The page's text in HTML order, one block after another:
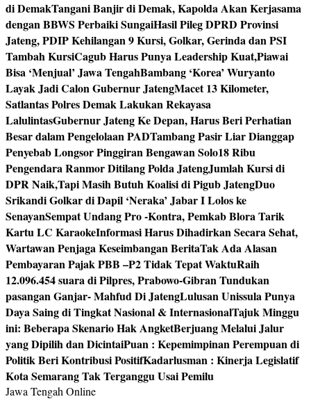
di DemakTangani Banjir di Demak, Kapolda Akan Kerjasama
dengan BBWS Perbaiki SungaiHasil Pileg DPRD Provinsi
Jateng, PDIP Kehilangan 9 Kursi, Golkar, Gerinda dan PSI
Tambah KursiCagub Harus Punya Leadership Kuat,Piawai
Bisa ‘Menjual’ Jawa TengahBambang ‘Korea’ Wuryanto
Layak Jadi Calon Gubernur JatengMacet 13 Kilometer,
Satlantas Polres Demak Lakukan Rekayasa
LalulintasGubernur Jateng Ke Depan, Harus Beri Perhatian
Besar dalam Pengelolaan PADTambang Pasir Liar Dianggap
Penyebab Longsor Pinggiran Bengawan Solo18 Ribu
Pengendara Ranmor Ditilang Polda JatengJumlah Kursi di
DPR Naik,Tapi Masih Butuh Koalisi di Pigub JatengDuo
Srikandi Golkar di Dapil ‘Neraka’ Jabar I Lolos ke
SenayanSempat Undang Pro -Kontra, Pemkab Blora Tarik
Kartu LC KaraokeInformasi Harus Dihadirkan Secara Sehat,
Wartawan Penjaga Keseimbangan BeritaTak Ada Alasan
Pembayaran Pajak PBB –P2 Tidak Tepat WaktuRaih
12.096.454 suara di Pilpres, Prabowo-Gibran Tundukan
pasangan Ganjar- Mahfud Di JatengLulusan Unissula Punya
Daya Saing di Tingkat Nasional & InternasionalTajuk Minggu
ini: Beberapa Skenario Hak AngketBerjuang Melalui Jalur
yang Dipilih dan DicintaiPuan : Kepemimpinan Perempuan di
Politik Beri Kontribusi PositifKadarlusman : Kinerja Legislatif
Kota Semarang Tak Terganggu Usai Pemilu
Jawa Tengah Online